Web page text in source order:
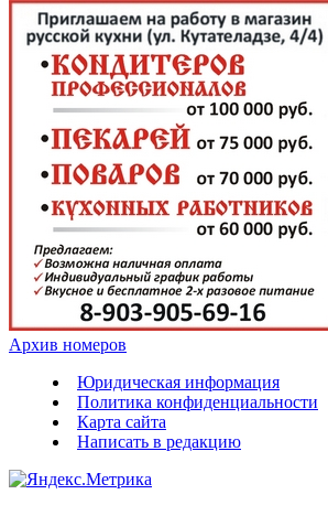
Архив номеров
Юридическая информация
Политика конфиденциальности
Карта сайта
Написать в редакцию